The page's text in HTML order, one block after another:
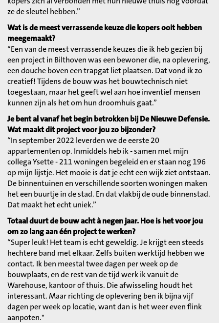
ze de sleutel hebben.”
Wat is de meest verrassende keuze die kopers ooit hebben
meegemaakt?
“Een van de meest verrassende keuzes die ik heb gezien bij
een project in Bilthoven was een bewoner die, na oplevering,
een douche boven een trapgat liet plaatsen. Dat vond ik zo
creatief! Tijdens de bouw was het bouwtechnisch niet
toegestaan, maar het geeft wel aan hoe inventief mensen
kunnen zijn als het om hun droomhuis gaat.”
Je bent al vanaf het begin betrokken bij De Nieuwe Defensie.
Wat maakt dit project voor jou zo bijzonder?
“In september 2022 leverden we de eerste 20
appartementen op. Inmiddels heb ik - samen met mijn
collega Ysette - 211 woningen begeleid en er staan nog 196
op mijn lijstje. Het mooie is dat je echt een wijk ziet ontstaan.
De binnentuinen en verschillende soorten woningen maken
het een buurtje in de stad. En dat vlakbij de oude binnenstad.
Dat maakt het echt uniek.”
Totaal duurt de bouw acht à negen jaar. Hoe is het voor jou
om zo lang aan één project te werken?
“Super leuk! Het team is echt geweldig. Je krijgt een steeds
hechtere band met elkaar. Zelfs buiten werktijd hebben we
contact. Ik ben meestal twee dagen per week op de
bouwplaats, en de rest van de tijd werk ik vanuit de
Warehouse, kantoor of thuis. Die afwisseling houdt het
interessant. Maar richting de oplevering ben ik bijna vijf
dagen per week op locatie, want dan is het weer even flink
aanpoten."